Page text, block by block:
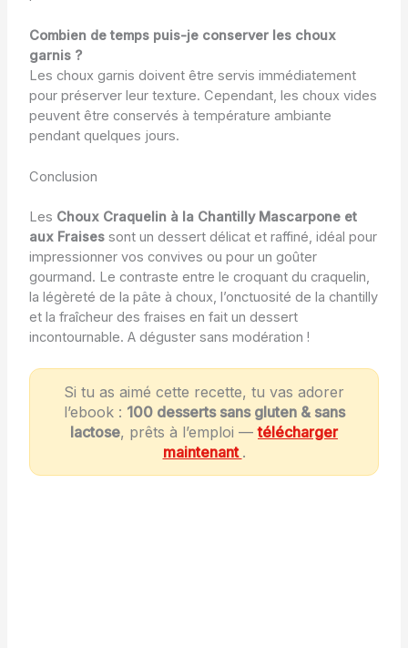
Combien de temps puis-je conserver les choux
garnis ?
Les choux garnis doivent être servis immédiatement
pour préserver leur texture. Cependant, les choux vides
peuvent être conservés à température ambiante
pendant quelques jours.
Conclusion
Les Choux Craquelin à la Chantilly Mascarpone et
aux Fraisessont un dessert délicat et raffiné, idéal pour
impressionner vos convives ou pour un goûter
gourmand. Le contraste entre le croquant du craquelin,
la légèreté de la pâte à choux, l’onctuosité de la chantilly
et la fraîcheur des fraises en fait un dessert
incontournable. A déguster sans modération !
Si tu as aimé cette recette, tu vas adorer
l’ebook : 100 desserts sans gluten & sans
lactose, prêts à l’emploi —télécharger
maintenant .